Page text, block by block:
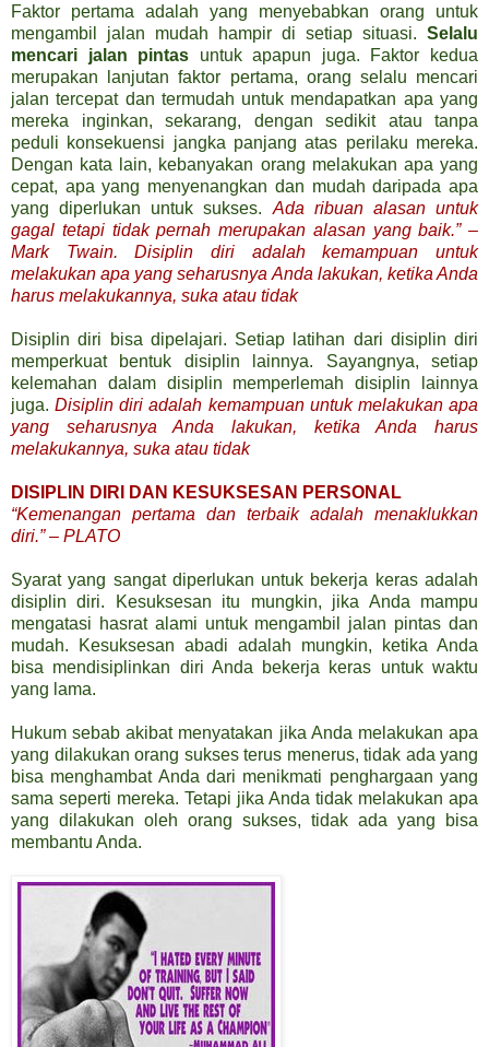
Faktor pertama adalah yang menyebabkan orang untuk
mengambil jalan mudah hampir di setiap situasi. Selalu
mencari jalan pintas untuk apapun juga. Faktor kedua
merupakan lanjutan faktor pertama, orang selalu mencari
jalan tercepat dan termudah untuk mendapatkan apa yang
mereka inginkan, sekarang, dengan sedikit atau tanpa
peduli konsekuensi jangka panjang atas perilaku mereka.
Dengan kata lain, kebanyakan orang melakukan apa yang
cepat, apa yang menyenangkan dan mudah daripada apa
yang diperlukan untuk sukses. Ada ribuan alasan untuk
gagal tetapi tidak pernah merupakan alasan yang baik.” –
Mark Twain. Disiplin diri adalah kemampuan untuk
melakukan apa yang seharusnya Anda lakukan, ketika Anda
harus melakukannya, suka atau tidak
Disiplin diri bisa dipelajari. Setiap latihan dari disiplin diri
memperkuat bentuk disiplin lainnya. Sayangnya, setiap
kelemahan dalam disiplin memperlemah disiplin lainnya
juga.Disiplin diri adalah kemampuan untuk melakukan apa
yang seharusnya Anda lakukan, ketika Anda harus
melakukannya, suka atau tidak
DISIPLIN DIRI DAN KESUKSESAN PERSONAL
“Kemenangan pertama dan terbaik adalah menaklukkan
diri.” – PLATO
Syarat yang sangat diperlukan untuk bekerja keras adalah
disiplin diri. Kesuksesan itu mungkin, jika Anda mampu
mengatasi hasrat alami untuk mengambil jalan pintas dan
mudah. Kesuksesan abadi adalah mungkin, ketika Anda
bisa mendisiplinkan diri Anda bekerja keras untuk waktu
yang lama.
Hukum sebab akibat menyatakan jika Anda melakukan apa
yang dilakukan orang sukses terus menerus, tidak ada yang
bisa menghambat Anda dari menikmati penghargaan yang
sama seperti mereka. Tetapi jika Anda tidak melakukan apa
yang dilakukan oleh orang sukses, tidak ada yang bisa
membantu Anda.